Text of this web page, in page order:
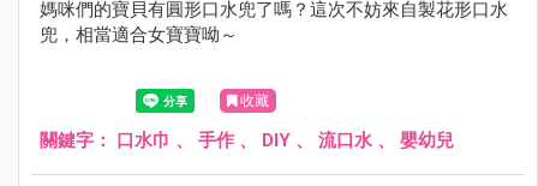
媽咪們的寶貝有圓形口水兜了嗎？這次不妨來自製花形口水
兜，相當適合女寶寶呦～
收藏
關鍵字： 口水巾 、 手作 、 DIY 、 流口水 、 嬰幼兒